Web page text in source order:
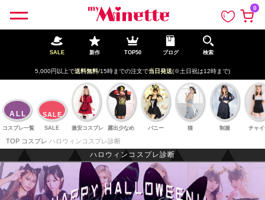
0
SALE 新作 TOP50 ブログ 検索
5,000円以上で送料無料/15時までの注文で当日発送(※土日祝は12時まで)
ALL
コスプレ一覧
SALE
SALE 激安コスプレ 露出少なめ バニー 猫 制服 チャ
TOP コスプレ ハロウィンコスプレ診断
ハロウィンコスプレ診断
ペー
ジト
ップ